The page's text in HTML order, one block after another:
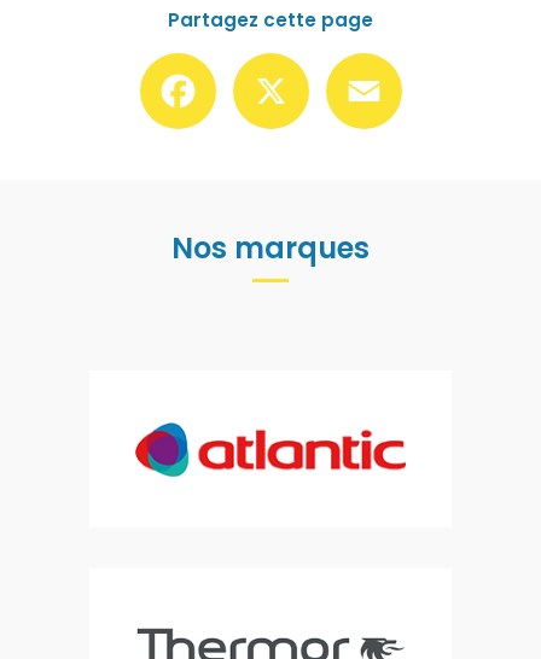
Partagez cette page
Facebook
Nos marques